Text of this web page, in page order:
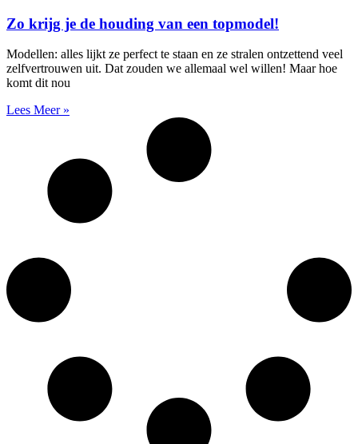
Zo krijg je de houding van een topmodel!
Modellen: alles lijkt ze perfect te staan en ze stralen ontzettend veel
zelfvertrouwen uit. Dat zouden we allemaal wel willen! Maar hoe
komt dit nou
Lees Meer »